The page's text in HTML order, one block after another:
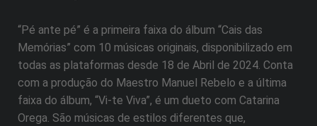
“Pé ante pé” é a primeira faixa do álbum “Cais das
Memórias” com 10 músicas originais, disponibilizado em
todas as plataformas desde 18 de Abril de 2024. Conta
com a produção do Maestro Manuel Rebelo e a última
faixa do álbum, “Vi-te Viva”, é um dueto com Catarina
Orega. São músicas de estilos diferentes que,